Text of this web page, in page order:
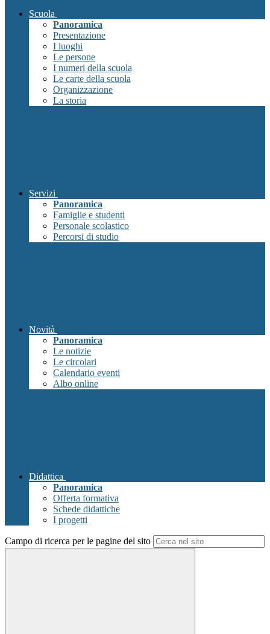
Scuola
Panoramica
Presentazione
I luoghi
Le persone
I numeri della scuola
Le carte della scuola
Organizzazione
La storia
Servizi
Panoramica
Famiglie e studenti
Personale scolastico
Percorsi di studio
Novità
Panoramica
Le notizie
Le circolari
Calendario eventi
Albo online
Didattica
Panoramica
Offerta formativa
Schede didattiche
I progetti
Campo di ricerca per le pagine del sito